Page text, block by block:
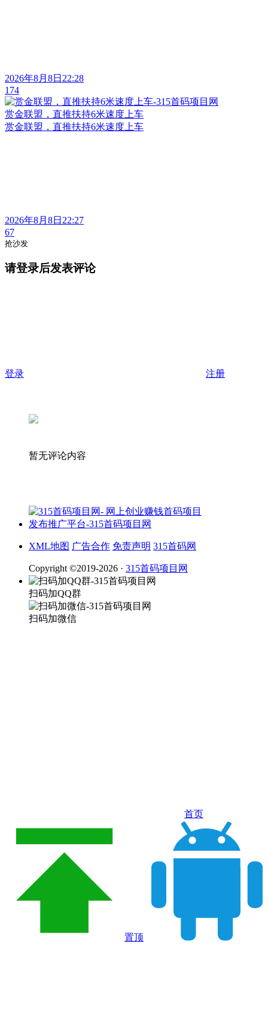
2026年8月8日22:28
174
赏金联盟，直推扶持6米速度上车
赏金联盟，直推扶持6米速度上车
2026年8月8日22:27
67
抢沙发
请登录后发表评论
登录 注册
暂无评论内容
XML地图 广告合作 免责声明 315首码网
Copyright ©2019-2026 · 315首码项目网
扫码加QQ群
扫码加微信
首页
置顶